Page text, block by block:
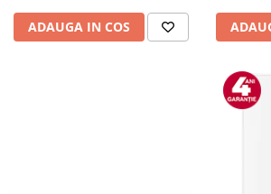
Camere auto
Baterii
ADAUGA IN COS